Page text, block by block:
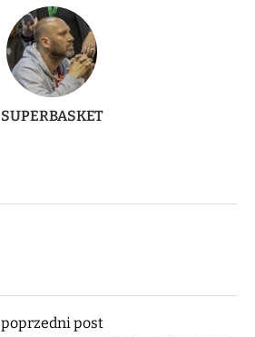
SUPERBASKET
poprzedni post